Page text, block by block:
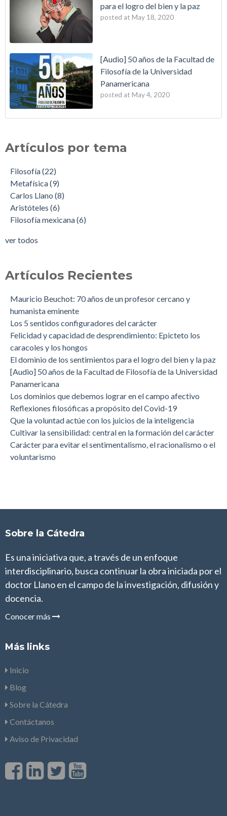
para el logro del bien y la paz
posted at May 18, 2020
[Audio] 50 años de la Facultad de
Filosofía de la Universidad
Panamericana
posted at May 4, 2020
Artículos por tema
Filosofía(22)
Metafísica(9)
Carlos Llano (8)
Aristóteles (6)
Filosofía mexicana(6)
ver todos
Artículos Recientes
Mauricio Beuchot: 70 años de un profesor cercano y
humanista eminente
Los 5 sentidos configuradores del carácter
Felicidad y capacidad de desprendimiento: Epicteto los
caracoles y los hongos
El dominio de los sentimientos para el logro del bien y la paz
[Audio] 50 años de la Facultad de Filosofía de la Universidad
Panamericana
Los dominios que debemos lograr en el campo afectivo
Reflexiones filosóficas a propósito del Covid-19
Que la voluntad actúe con los juicios de la inteligencia
Cultivar la sensibilidad: central en la formación del carácter
Carácter para evitar el sentimentalismo, el racionalismo o el
voluntarismo
Sobre la Cátedra
Es una iniciativa que, a través de un enfoque
interdisciplinario, busca continuar la obra iniciada por el
doctor Llano en el campo de la investigación, difusión y
docencia.
Conocer más
Más links
Inicio
Blog
Sobre la Cátedra
Contáctanos
Aviso de Privacidad